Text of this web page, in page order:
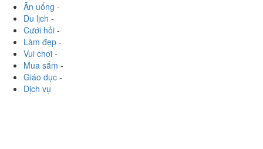
Ăn uống -
Du lịch -
Cưới hỏi -
Làm đẹp -
Vui chơi -
Mua sắm -
Giáo dục -
Dịch vụ